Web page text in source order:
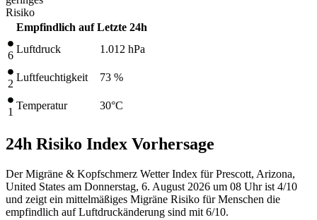
Risiko
Empfindlich auf Letzte 24h
6
Luftdruck 1.012 hPa
2
Luftfeuchtigkeit 73 %
1
Temperatur 30°C
24h Risiko Index Vorhersage
Der Migräne & Kopfschmerz Wetter Index für Prescott, Arizona,
United States am Donnerstag, 6. August 2026 um 08 Uhr ist 4/10
und zeigt ein mittelmäßiges Migräne Risiko für Menschen die
empfindlich auf Luftdruckänderung sind mit 6/10.